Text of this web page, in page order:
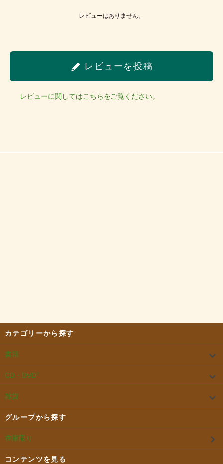
レビューはありません。
レビューを投稿
レビューに関してはこちらをご覧ください。
カテゴリーから探す
書籍
CD・DVD
雑貨
グループから探す
在庫限り
コンテンツを見る